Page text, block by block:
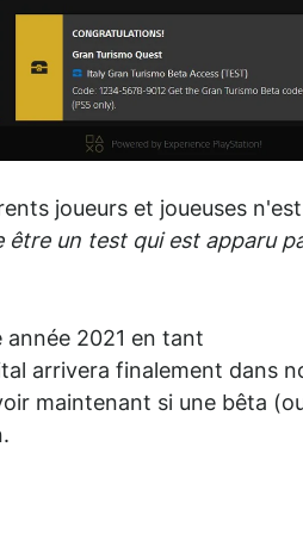
joueurs et joueuses n'est
être un test qui est apparu
2021 en tant
arrivera finalement dans
maintenant si une bêta